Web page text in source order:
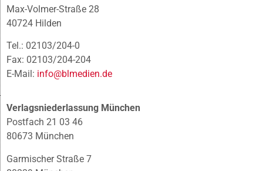
Max-Volmer-Straße 28
40724 Hilden
Tel.: 02103/204-0
Fax: 02103/204-204
E-Mail: info@blmedien.de
Verlagsniederlassung München
Postfach 21 03 46
80673 München
Garmischer Straße 7